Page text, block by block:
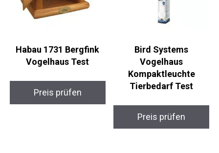
Habau 1731 Bergfink
Vogelhaus Test
Preis prüfen
Bird Systems
Vogelhaus
Kompaktleuchte
Tierbedarf Test
Preis prüfen